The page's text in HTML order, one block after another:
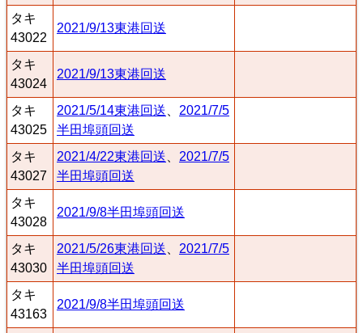
タキ
43022
2021/9/13東港回送
タキ
43024
2021/9/13東港回送
タキ
43025
2021/5/14東港回送
2021/7/5
半田埠頭回送
タキ
43027
2021/4/22東港回送
2021/7/5
半田埠頭回送
タキ
43028
2021/9/8半田埠頭回送
タキ
43030
2021/5/26東港回送
2021/7/5
半田埠頭回送
タキ
43163
2021/9/8半田埠頭回送